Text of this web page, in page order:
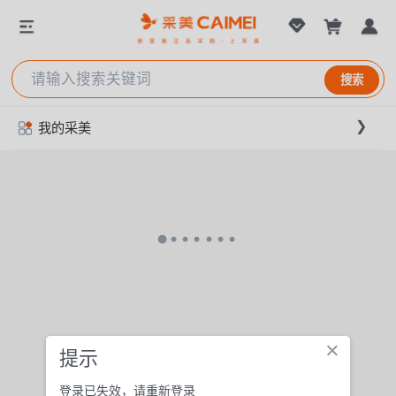
搜索
我的采美
×
提示
登录已失效，请重新登录